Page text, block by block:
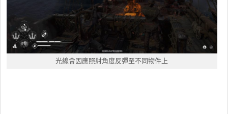
光線會因應照射角度反彈至不同物件上